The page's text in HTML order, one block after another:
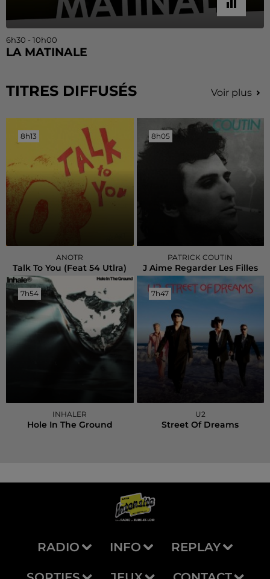
6h30 - 10h00
LA MATINALE
TITRES DIFFUSÉS Voir plus
8h13
8h13
ANOTR
Talk To You (feat 54 Utlra)
8h05
8h05
PATRICK COUTIN
J Aime Regarder Les Filles
7h54
7h54
INHALER
Hole In The Ground
7h47
7h47
U2
Street Of Dreams
RADIO INFO REPLAY